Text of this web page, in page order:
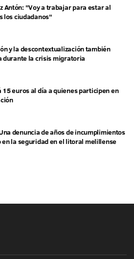
Antón: "Voy a trabajar para estar al
los ciudadanos"
y la descontextualización también
durante la crisis migratoria
15 euros al día a quienes participen en
denuncia de años de incumplimientos
en la seguridad en el litoral melillense